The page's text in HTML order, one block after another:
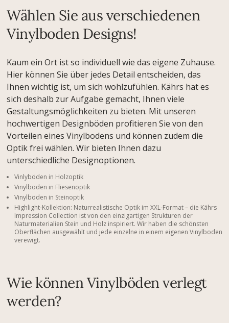
Wählen Sie aus verschiedenen
Vinylboden Designs!
Kaum ein Ort ist so individuell wie das eigene Zuhause.
Hier können Sie über jedes Detail entscheiden, das
Ihnen wichtig ist, um sich wohlzufühlen. Kährs hat es
sich deshalb zur Aufgabe gemacht, Ihnen viele
Gestaltungsmöglichkeiten zu bieten. Mit unseren
hochwertigen Designböden profitieren Sie von den
Vorteilen eines Vinylbodens und können zudem die
Optik frei wählen. Wir bieten Ihnen dazu
unterschiedliche Designoptionen.
Vinlyböden in Holzoptik
Vinylböden in Fliesenoptik
Vinylböden in Steinoptik
Highlight-Kollektion: Naturrealistische Optik im XXL-Format – die Kährs
Impression Collection ist von den einzigartigen Strukturen der
Naturmaterialien Stein und Holz inspiriert. Wir haben die schönsten
Oberflächen ausgewählt und jede einzelne in einem eigenen Vinylboden
verewigt.
Wie können Vinylböden verlegt
werden?